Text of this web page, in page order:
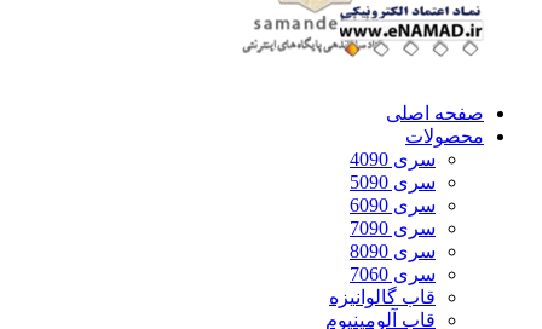
صفحه اصلی
محصولات
سری 4090
سری 5090
سری 6090
سری 7090
سری 8090
سری 7060
قاب گالوانیزه
قاب آلومینیوم